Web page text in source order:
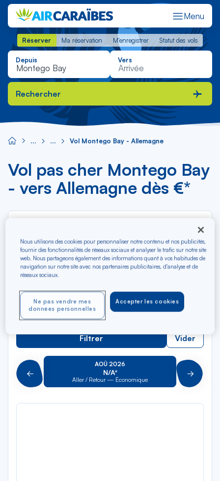
Menu
Réserver Ma réservation M'enregistrer Statut des vols
Réserver Ma réservation M'enregistrer Statut des vols
Depuis Vers
Rechercher
Vol Montego Bay - Allemagne
Vol pas cher Montego Bay
- vers Allemagne dès €*
la
liste
Vers
Pour aller vers
Type de trajet
Aller-Retour Aller simple
Filtrer Vider
Précédent
AOÛ 2026
N/A*
Aller / Retour — Économique Suivant
Nous utilisons des cookies pour personnaliser notre contenu et nos publicités,
fournir des fonctionnalités de réseaux sociaux et analyser le trafic sur notre site
web. Nous partageons également des informations quant à vos habitudes de
navigation sur notre site avec nos partenaires publicitaires, d'analyse et de
réseaux sociaux.
Accepter les cookies
Ne pas vendre mes
données personnelles